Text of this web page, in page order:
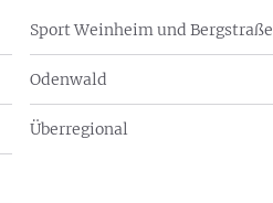
Sport Weinheim und Bergstraße
Odenwald
Überregional